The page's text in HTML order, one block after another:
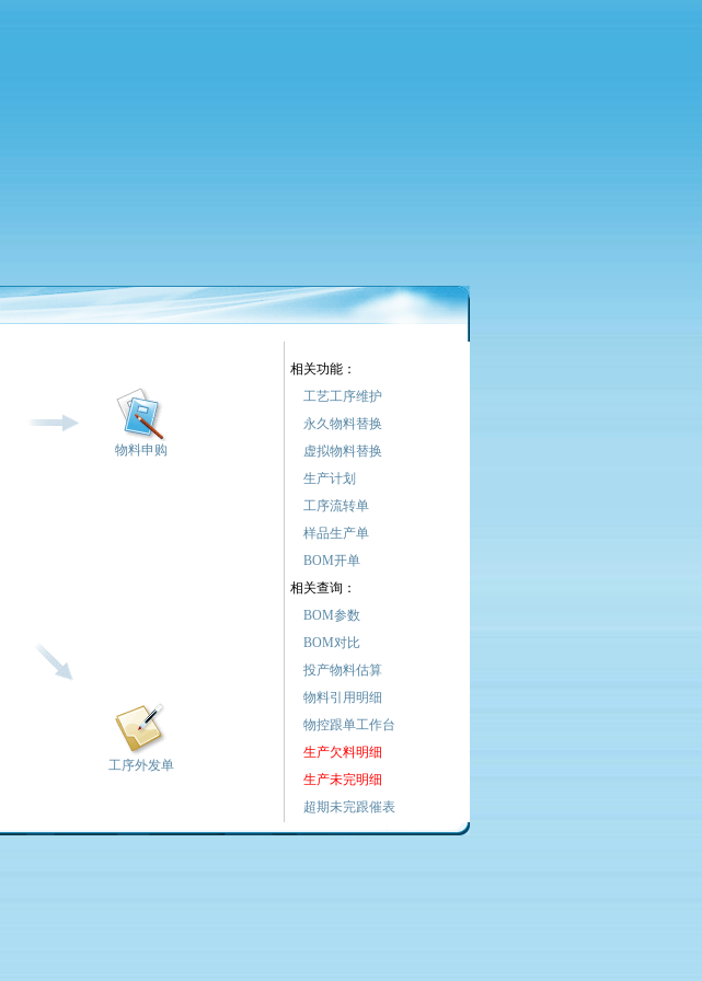
物料申购
工序外发单
相关功能：
工艺工序维护
永久物料替换
虚拟物料替换
生产计划
工序流转单
样品生产单
BOM开单
相关查询：
BOM参数
BOM对比
投产物料估算
物料引用明细
物控跟单工作台
生产欠料明细
生产未完明细
超期未完跟催表